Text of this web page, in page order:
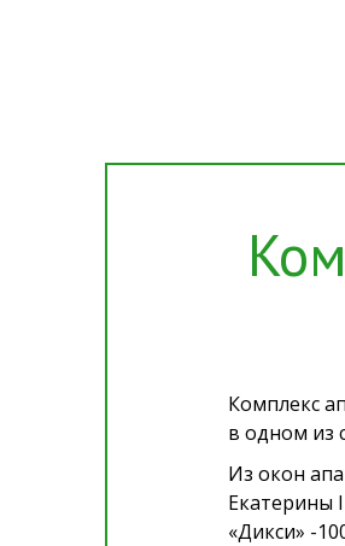
Комплекс
в одном из
Из окон
Екатерины
«Дикси» -